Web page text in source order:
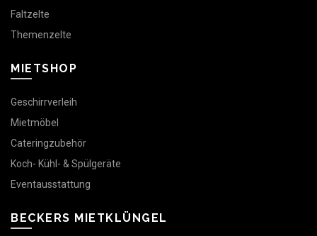
Faltzelte
Themenzelte
MIETSHOP
Geschirrverleih
Mietmöbel
Cateringzubehör
Koch- Kühl- & Spülgeräte
Eventausstattung
BECKERS MIETKLÜNGEL